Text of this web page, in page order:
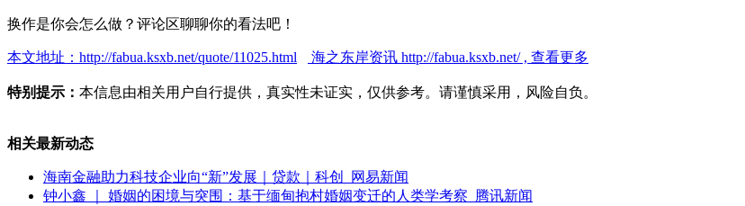
换作是你会怎么做？评论区聊聊你的看法吧！
本文地址：http://fabua.ksxb.net/quote/11025.html 海之东岸资讯 http://fabua.ksxb.net/ , 查看更多
特别提示： 本信息由相关用户自行提供，真实性未证实，仅供参考。请谨慎采用，风险自负。
相关最新动态
海南金融助力科技企业向“新”发展｜贷款｜科创_网易新闻
钟小鑫 ｜ 婚姻的困境与突围：基于缅甸抱村婚姻变迁的人类学考察_腾讯新闻